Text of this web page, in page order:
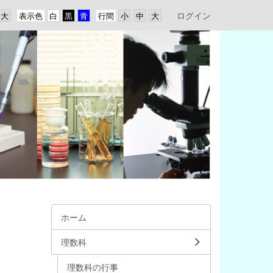
行間
表示色 ログイン
ホーム
理数科
理数科の行事